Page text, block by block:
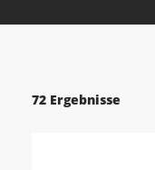
72 Ergebnisse